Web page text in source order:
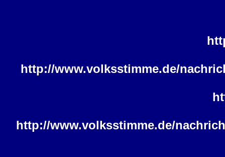
http://www.volksstimme.de/
http://www.volksstimme.de/